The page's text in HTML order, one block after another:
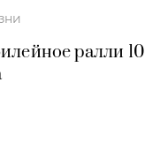
ралли